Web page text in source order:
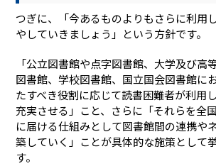
つぎに、「今あるものよりもさらに利用
やしていきましょう」という方針です。
「公立図書館や点字図書館、大学及び高
図書館、学校図書館、国立国会図書館に
たすべき役割に応じて読書困難者が利用
充実させる」こと、さらに「それらを全
に届ける仕組みとして図書館間の連携や
築していく」ことが具体的な施策として
す。